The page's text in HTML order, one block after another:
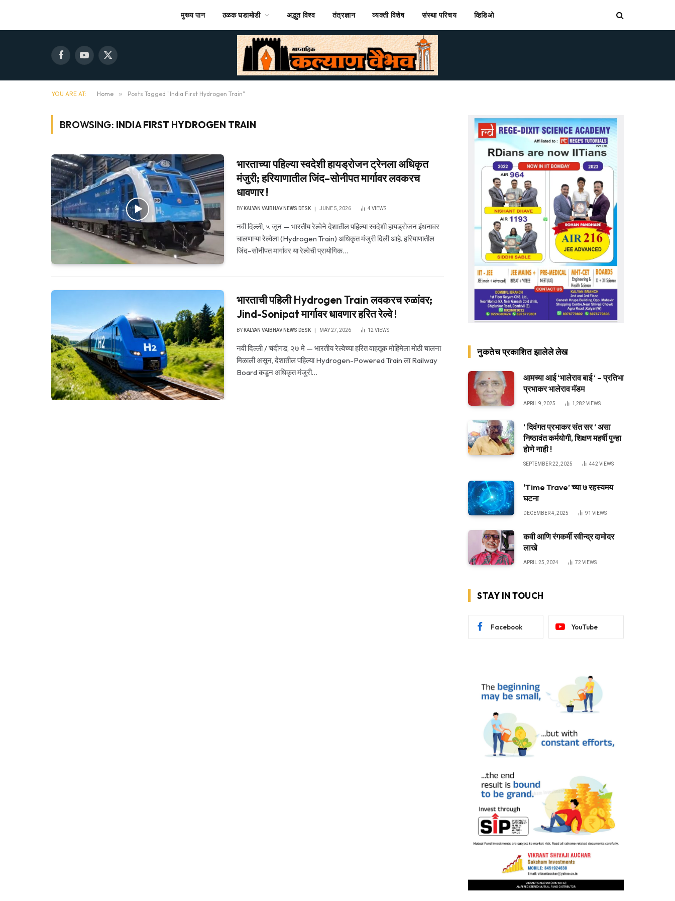
मुख्य पान ठळक घडामोडी अद्भुत विश्व तंत्रज्ञान व्यक्ती विशेष संस्था परिचय व्हिडिओ
FacebookYouTube
X
YOU ARE AT: Home » Posts Tagged "India First Hydrogen Train"
BROWSING: INDIA FIRST HYDROGEN TRAIN
भारताच्या पहिल्या स्वदेशी हायड्रोजन ट्रेनला अधिकृत
मंजुरी; हरियाणातील जिंद–सोनीपत मार्गावर लवकरच
धावणार !
BY KALYAN VAIBHAV NEWS DESK JUNE 5, 2026 4VIEWS
नवी दिल्ली, ५ जून — भारतीय रेल्वेने देशातील पहिल्या स्वदेशी हायड्रोजन इंधनावर
चालणाऱ्या रेल्वेला (Hydrogen Train) अधिकृत मंजुरी दिली आहे. हरियाणातील
जिंद–सोनीपत मार्गावर या रेल्वेची प्रायोगिक…
भारताची पहिली Hydrogen Train लवकरच रुळांवर;
Jind-Sonipat मार्गावर धावणार हरित रेल्वे !
BY KALYAN VAIBHAV NEWS DESK MAY 27, 2026 12VIEWS
नवी दिल्ली / चंदीगड, २७ मे — भारतीय रेल्वेच्या हरित वाहतूक मोहिमेला मोठी चालना
मिळाली असून, देशातील पहिल्या Hydrogen-Powered Train ला Railway
Board कडून अधिकृत मंजुरी…
नुकतेच प्रकाशित झालेले लेख
आमच्या आई ‘भालेराव बाई ‘ – प्रतिभा
प्रभाकर भालेराव मॅडम
APRIL 9, 2025 1,282 VIEWS
‘ दिवंगत प्रभाकर संत सर ‘ असा
निष्ठावंत कर्मयोगी, शिक्षण महर्षी पुन्हा
होणे नाही !
SEPTEMBER 22, 2025 442 VIEWS
‘Time Trave’ च्या ७ रहस्यमय
घटना
DECEMBER 4, 2025 91 VIEWS
कवी आणि रंगकर्मी रवीन्द्र दामोदर
लाखे
APRIL 25, 2024 72 VIEWS
STAY IN TOUCH
Facebook YouTube